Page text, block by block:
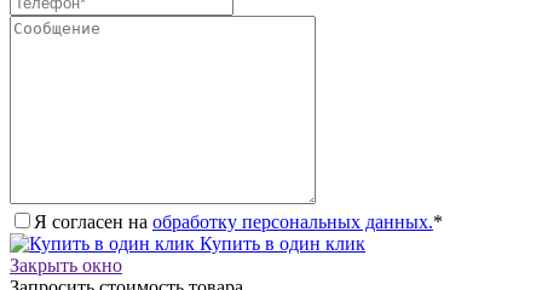
Я согласен на обработку персональных данных.*
Купить в один клик
Закрыть окно